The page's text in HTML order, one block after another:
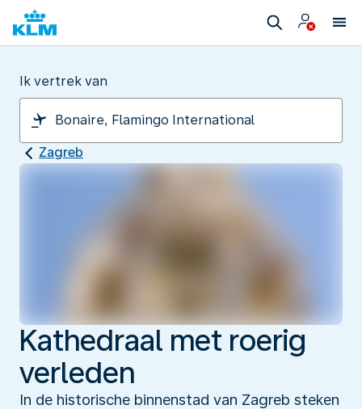
Ik vertrek van
Zagreb
Kathedraal met roerig
verleden
In de historische binnenstad van Zagreb steken